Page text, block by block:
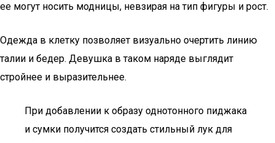
ее могут носить модницы, невзирая на тип фигуры и рост.
Одежда в клетку позволяет визуально очертить линию
талии и бедер. Девушка в таком наряде выглядит
стройнее и выразительнее.
При добавлении к образу однотонного пиджака
и сумки получится создать стильный лук для